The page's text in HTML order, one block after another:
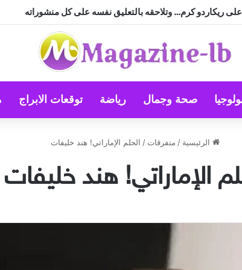
ريكاردو كرم… وتلاحقه بالتعليق نفسه على كل منشوراته
صحة وجمال رياضة توقعات الابراج
الرئيسية / متفرقات / الحلم الإماراتي! هند خليفات
الإماراتي! هند خليفات